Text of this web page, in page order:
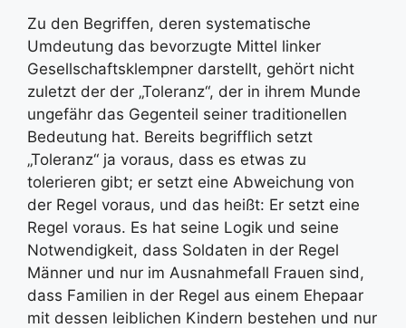
Zu den Begriffen, deren systematische
Umdeutung das bevorzugte Mittel linker
Gesellschaftsklempner darstellt, gehört nicht
zuletzt der der „Toleranz“, der in ihrem Munde
ungefähr das Gegenteil seiner traditionellen
Bedeutung hat. Bereits begrifflich setzt
„Toleranz“ ja voraus, dass es etwas zu
tolerieren gibt; er setzt eine Abweichung von
der Regel voraus, und das heißt: Er setzt eine
Regel voraus. Es hat seine Logik und seine
Notwendigkeit, dass Soldaten in der Regel
Männer und nur im Ausnahmefall Frauen sind,
dass Familien in der Regel aus einem Ehepaar
mit dessen leiblichen Kindern bestehen und nur